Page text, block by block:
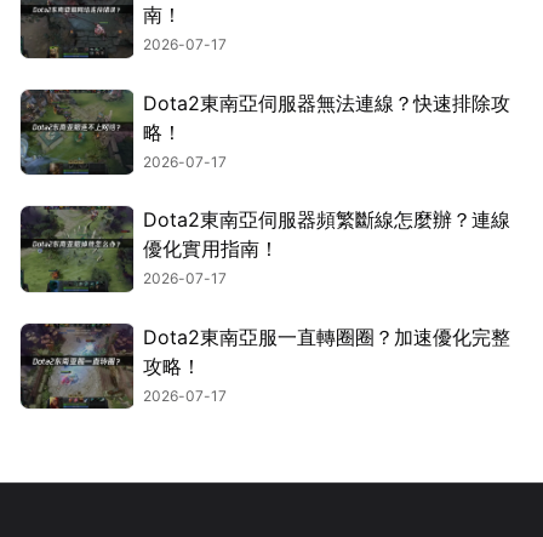
南！
2026-07-17
Dota2東南亞伺服器無法連線？快速排除攻
略！
2026-07-17
Dota2東南亞伺服器頻繁斷線怎麼辦？連線
優化實用指南！
2026-07-17
Dota2東南亞服一直轉圈圈？加速優化完整
攻略！
2026-07-17